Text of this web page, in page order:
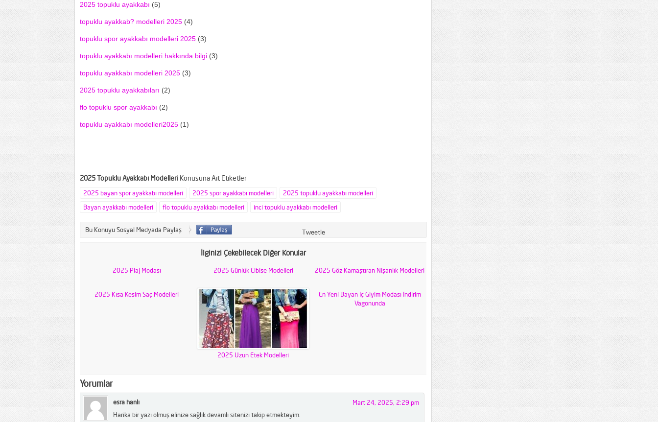
2025 topuklu ayakkabı (5)
topuklu ayakkab? modelleri 2025 (4)
topuklu spor ayakkabı modelleri 2025 (3)
topuklu ayakkabı modelleri hakkında bilgi (3)
topuklu ayakkabı modelleri 2025 (3)
2025 topuklu ayakkabıları (2)
flo topuklu spor ayakkabı (2)
topuklu ayakkabı modelleri2025 (1)
2025 Topuklu Ayakkabı Modelleri Konusuna Ait Etiketler
2025 bayan spor ayakkabı modelleri 2025 spor ayakkabı modelleri
2025 topuklu ayakkabı modelleri
Bayan ayakkabı modelleri
flo topuklu ayakkabı modelleri inci topuklu ayakkabı modelleri
Bu Konuyu Sosyal Medyada Paylaş Tweetle
İlginizi Çekebilecek Diğer Konular
2025 Plaj Modası 2025 Günlük Elbise Modelleri 2025 Göz Kamaştıran Nişanlık Modelleri
2025 Kısa Kesim Saç Modelleri
2025 Uzun Etek Modelleri
En Yeni Bayan İç Giyim Modası İndirim
Vagonunda
Yorumlar
esra hanlı
Mart 24, 2025, 2:29 pm
Harika bir yazı olmuş elinize sağlık devamlı sitenizi takip etmekteyim.